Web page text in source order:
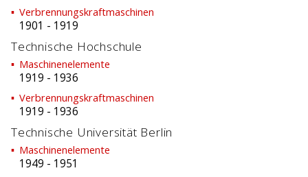
Verbrennungskraftmaschinen
1901 - 1919
Technische Hochschule
Maschinenelemente
1919 - 1936
Verbrennungskraftmaschinen
1919 - 1936
Technische Universität Berlin
Maschinenelemente
1949 - 1951